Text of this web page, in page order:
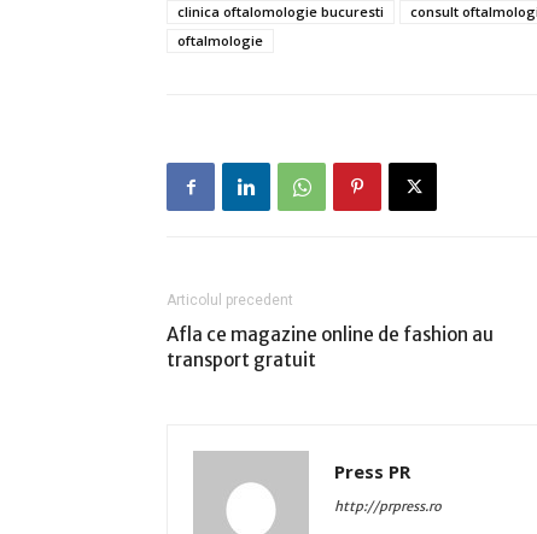
clinica oftalomologie bucuresti
consult
oftalmologie
Articolul precedent
Afla ce magazine online de fashion au
transport gratuit
Press PR
http://prpress.ro